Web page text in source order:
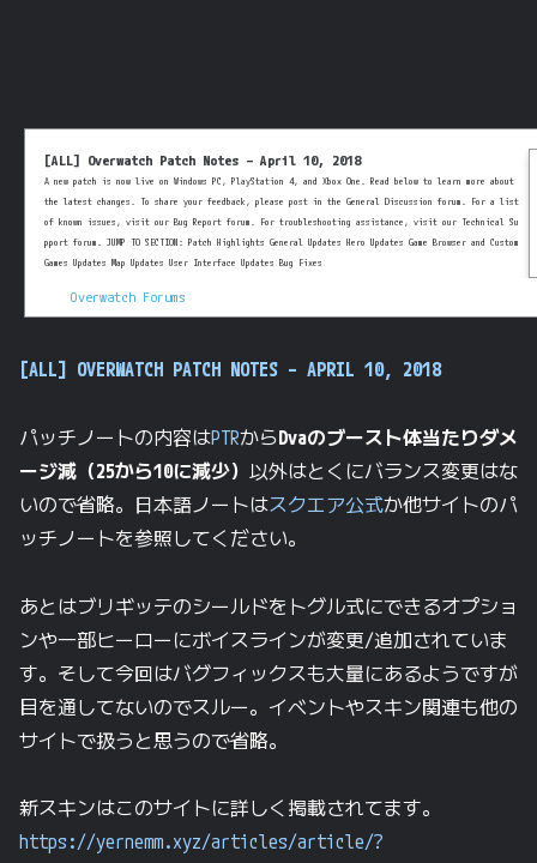
[ALL] Overwatch Patch Notes – April 10, 2018
A new patch is now live on Windows PC, PlayStation 4, and Xbox One. Read below to learn more about
the latest changes. To share your feedback, please post in the General Discussion forum. For a list
of known issues, visit our Bug Report forum. For troubleshooting assistance, visit our Technical Su
pport forum. JUMP TO SECTION: Patch Highlights General Updates Hero Updates Game Browser and Custom
Games Updates Map Updates User Interface Updates Bug Fixes
Overwatch Forums
[ALL] OVERWATCH PATCH NOTES – APRIL 10, 2018
パッチノートの内容はPTRからDvaのブースト体当たりダメ
ージ減（25から10に減少） 以外はとくにバランス変更はな
いので省略。日本語ノートはスクエア公式か他サイトのパ
ッチノートを参照してください。
あとはブリギッテのシールドをトグル式にできるオプショ
ンや一部ヒーローにボイスラインが変更/追加されていま
す。そして今回はバグフィックスも大量にあるようですが
目を通してないのでスルー。イベントやスキン関連も他の
サイトで扱うと思うので省略。
新スキンはこのサイトに詳しく掲載されてます。
https://yernemm.xyz/articles/article/?